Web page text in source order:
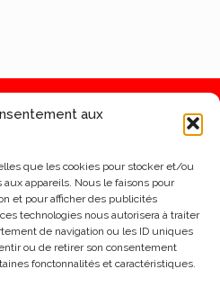
aux
que les cookies pour stocker et/ou
appareils. Nous le faisons pour
et pour afficher des publicités
technologies nous autorisera à traiter
de navigation ou les ID uniques
ou de retirer son consentement
fonctonnalités et caractéristiques.